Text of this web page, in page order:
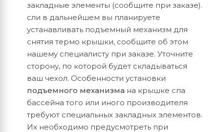
закладные элементы (сообщите при заказе).
сли в дальнейшем вы планируете
устанавливать подъемный механизм для
снятия термо крышки, сообщите об этом
нашему специалисту при заказе. Уточните
сторону, по которой будет складываться
ваш чехол. Особенности установки
подъемного механизма на крышке спа
бассейна того или иного производителя
требуют специальных закладных элементов.
Их необходимо предусмотреть при